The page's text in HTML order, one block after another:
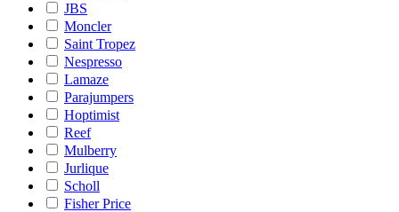
JBS
Moncler
Saint Tropez
Nespresso
Lamaze
Parajumpers
Hoptimist
Reef
Mulberry
Jurlique
Scholl
Fisher Price